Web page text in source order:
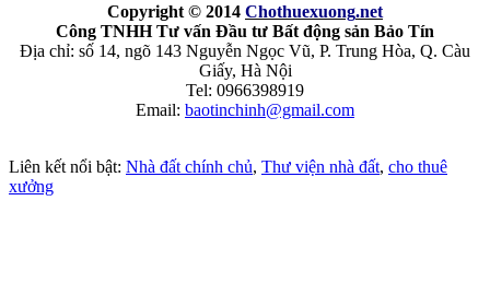
Copyright © 2014 Chothuexuong.net
Công TNHH Tư vấn Đầu tư Bất động sản Bảo Tín
Địa chỉ: số 14, ngõ 143 Nguyễn Ngọc Vũ, P. Trung Hòa, Q. Càu
Giấy, Hà Nội
Tel: 0966398919
Email: baotinchinh@gmail.com
Liên kết nổi bật: Nhà đất chính chủ, Thư viện nhà đất, cho thuê
xưởng